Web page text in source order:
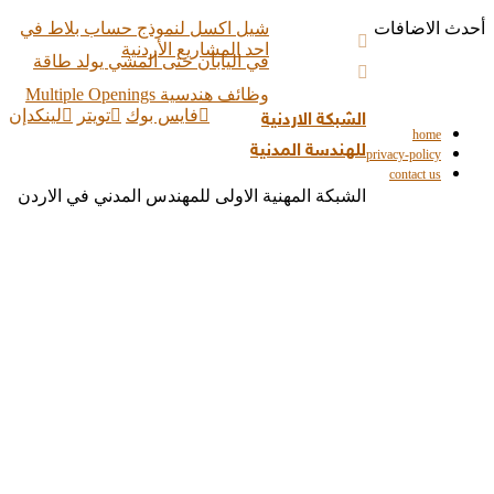
أحدث الاضافات
شيل اكسل لنموذج حساب بلاط في
احد المشاريع الأردنية
في اليابان حتى المشي يولد طاقة
وظائف هندسية Multiple Openings
تكلفة عمل الواجهة حجر
تكلفة بناء عظم فقط لطابق واحد
Focus Design Partners ME
فايس بوك تويتر لينكدإن
home
privacy-policy
contact us
الشبكة الاردنية
للهندسة المدنية
الشبكة المهنية الاولى للمهندس المدني في الاردن